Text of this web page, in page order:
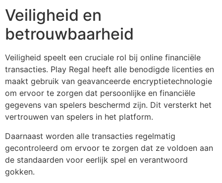
Veiligheid en
betrouwbaarheid
Veiligheid speelt een cruciale rol bij online financiële
transacties. Play Regal heeft alle benodigde licenties en
maakt gebruik van geavanceerde encryptietechnologie
om ervoor te zorgen dat persoonlijke en financiële
gegevens van spelers beschermd zijn. Dit versterkt het
vertrouwen van spelers in het platform.
Daarnaast worden alle transacties regelmatig
gecontroleerd om ervoor te zorgen dat ze voldoen aan
de standaarden voor eerlijk spel en verantwoord
gokken.